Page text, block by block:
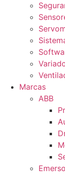
Marcas
ABB